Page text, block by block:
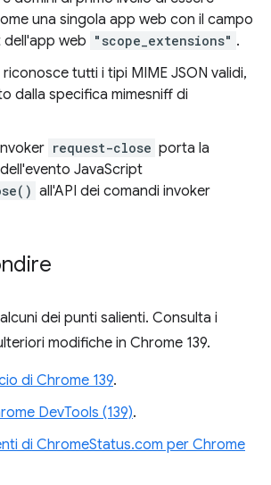
una singola app web con il campo
web "scope_extensions" .
tutti i tipi MIME JSON validi,
dalla specifica mimesniff di
request-close porta la
JavaScript
all'API dei comandi invoker
dei punti salienti. Consulta i
modifiche in Chrome 139.
di Chrome 139.
DevTools (139).
di ChromeStatus.com per Chrome